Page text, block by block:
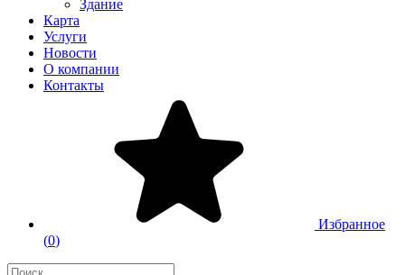
Здание
Карта
Услуги
Новости
О компании
Контакты
Избранное
(0)